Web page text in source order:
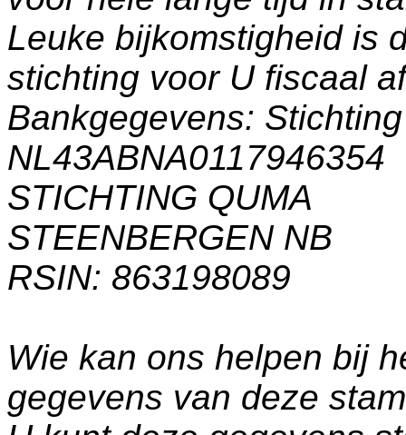
Leuke bijkomstigheid is
stichting voor U fiscaal
Bankgegevens:
NL43ABNA0117946354
STICHTING QUMA
STEENBERGEN NB
RSIN: 863198089
Wie kan ons helpen bij
gegevens van deze